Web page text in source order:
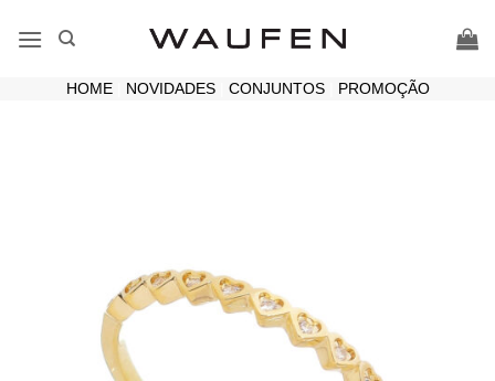
HOME| NOVIDADES| CONJUNTOS| PROMOÇÃO